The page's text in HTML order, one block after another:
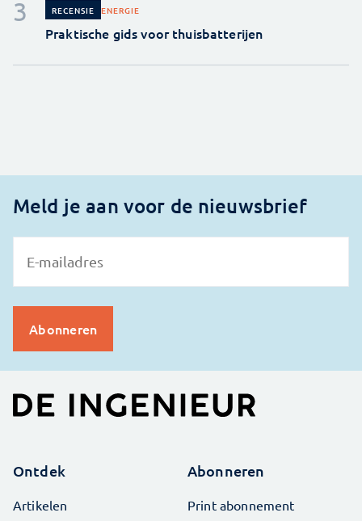
RECENSIE ENERGIE
Praktische gids voor thuisbatterijen
Meld je aan voor de nieuwsbrief
Ontdek
Artikelen
Abonneren
Print abonnement